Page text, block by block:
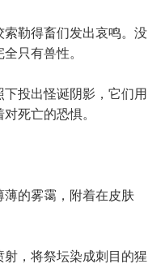
索勒得畜们发出哀鸣。没
只有兽性。
投出怪诞阴影，它们用
死亡的恐惧。
薄的雾霭，附着在皮肤
，将祭坛染成刺目的猩